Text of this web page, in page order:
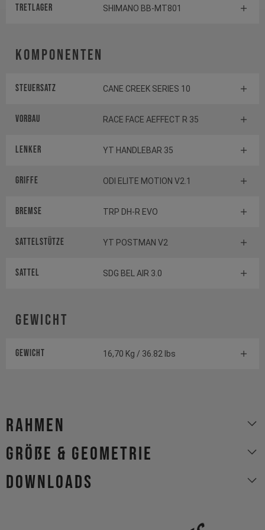
TRETLAGER SHIMANO BB-MT801
Komponenten
Steuersatz CANE CREEK SERIES 10
Vorbau RACE FACE AEFFECT R 35
Lenker YT HANDLEBAR 35
Griffe ODI ELITE MOTION V2.1
Bremse TRP DH-R EVO
Sattelstütze YT POSTMAN V2
Sattel SDG BEL AIR 3.0
Gewicht
Gewicht 16,70 Kg / 36.82 lbs
Rahmen
Größe & Geometrie
Downloads